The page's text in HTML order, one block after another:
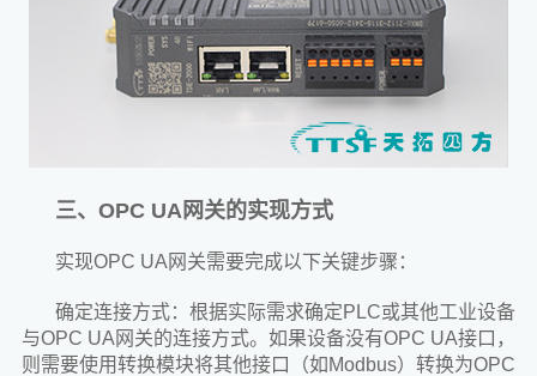
三、OPC UA网关的实现方式
实现OPC UA网关需要完成以下关键步骤：
确定连接方式：根据实际需求确定PLC或其他工业设备
与OPC UA网关的连接方式。如果设备没有OPC UA接口，
则需要使用转换模块将其他接口（如Modbus）转换为OPC